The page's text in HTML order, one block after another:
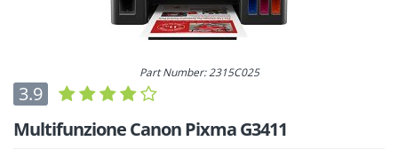
Part Number: 2315C025
3.9
Multifunzione Canon Pixma G3411